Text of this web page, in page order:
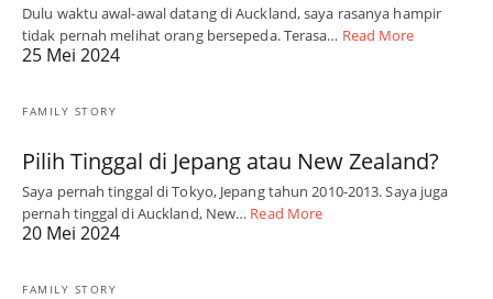
Dulu waktu awal-awal datang di Auckland, saya rasanya hampir
tidak pernah melihat orang bersepeda. Terasa… Read More
25 Mei 2024
FAMILY STORY
Pilih Tinggal di Jepang atau New Zealand?
Saya pernah tinggal di Tokyo, Jepang tahun 2010-2013. Saya juga
pernah tinggal di Auckland, New… Read More
20 Mei 2024
FAMILY STORY